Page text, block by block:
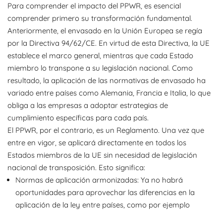
Para comprender el impacto del PPWR, es esencial
comprender primero su transformación fundamental.
Anteriormente, el envasado en la Unión Europea se regía
por la Directiva 94/62/CE. En virtud de esta Directiva, la UE
establece el marco general, mientras que cada Estado
miembro lo transpone a su legislación nacional. Como
resultado, la aplicación de las normativas de envasado ha
variado entre países como Alemania, Francia e Italia, lo que
obliga a las empresas a adoptar estrategias de
cumplimiento específicas para cada país.
El PPWR, por el contrario, es un Reglamento. Una vez que
entre en vigor, se aplicará directamente en todos los
Estados miembros de la UE sin necesidad de legislación
nacional de transposición. Esto significa:
Normas de aplicación armonizadas: Ya no habrá
oportunidades para aprovechar las diferencias en la
aplicación de la ley entre países, como por ejemplo